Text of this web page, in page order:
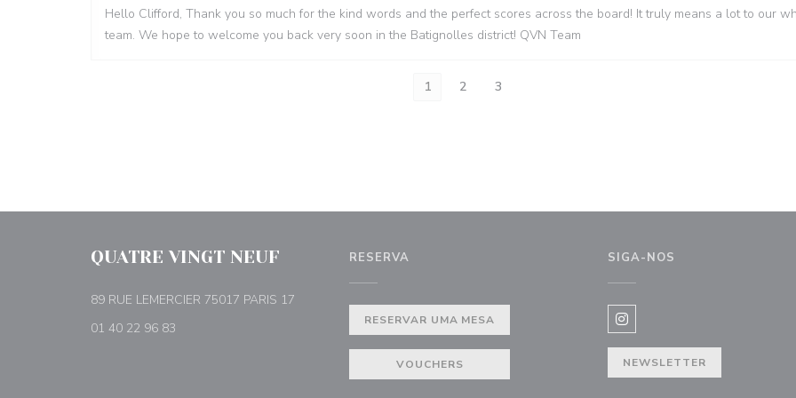
Hello Clifford, Thank you so much for the kind words and the perfect scores across the board! It truly means a lot to our
team. We hope to welcome you back very soon in the Batignolles district! QVN Team
1 2 3
QUATRE VINGT NEUF
89 RUE LEMERCIER 75017 PARIS 17
01 40 22 96 83
RESERVA
RESERVAR UMA MESA
VOUCHERS
SIGA-NOS
Instagram ((abre numa nova
NEWSLETTER